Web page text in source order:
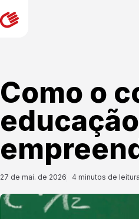
Como o
27 de mai. de 2026 4 minutos de leitura